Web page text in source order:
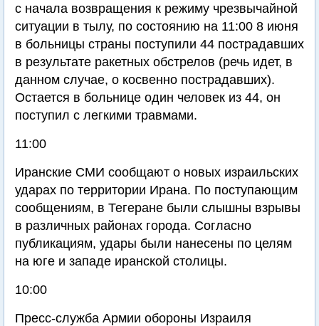
с начала возвращения к режиму чрезвычайной
ситуации в тылу, по состоянию на 11:00 8 июня
в больницы страны поступили 44 пострадавших
в результате ракетных обстрелов (речь идет, в
данном случае, о косвенно пострадавших).
Остается в больнице один человек из 44, он
поступил с легкими травмами.
11:00
Иранские СМИ сообщают о новых израильских
ударах по территории Ирана. По поступающим
сообщениям, в Тегеране были слышны взрывы
в различных районах города. Согласно
публикациям, удары были нанесены по целям
на юге и западе иранской столицы.
10:00
Пресс-служба Армии обороны Израиля